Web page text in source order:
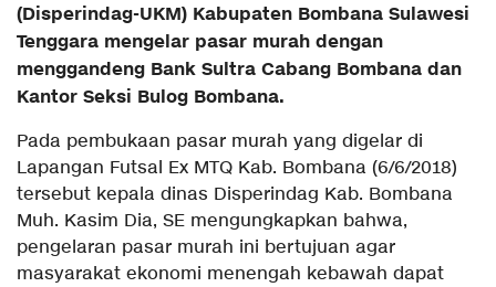
(Disperindag-UKM) Kabupaten Bombana Sulawesi
Tenggara mengelar pasar murah dengan
menggandeng Bank Sultra Cabang Bombana dan
Kantor Seksi Bulog Bombana.
Pada pembukaan pasar murah yang digelar di
Lapangan Futsal Ex MTQ Kab. Bombana (6/6/2018)
tersebut kepala dinas Disperindag Kab. Bombana
Muh. Kasim Dia, SE mengungkapkan bahwa,
pengelaran pasar murah ini bertujuan agar
masyarakat ekonomi menengah kebawah dapat